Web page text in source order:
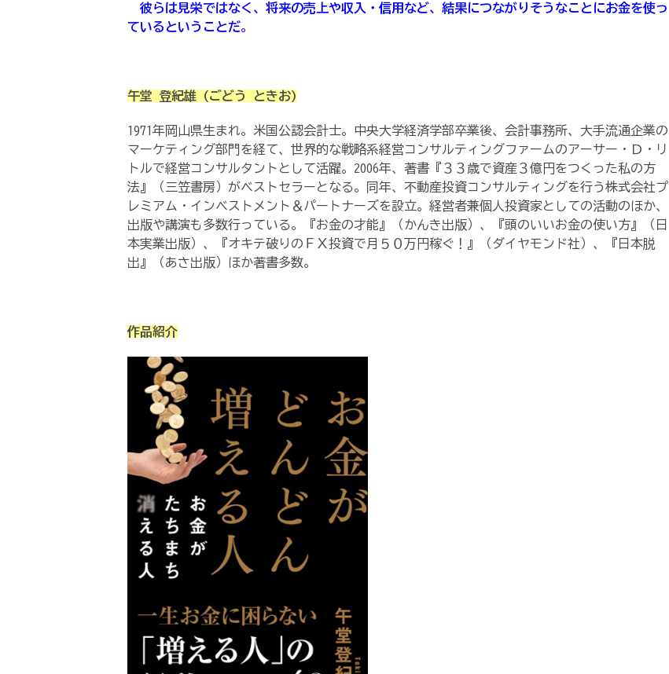
彼らは見栄ではなく、将来の売上や収入・信用など、結果につながりそうなことにお金を使っ
ているということだ。
午堂 登紀雄 (ごどう ときお)
1971年岡山県生まれ。米国公認会計士。中央大学経済学部卒業後、会計事務所、大手流通企業の
マーケティング部門を経て、世界的な戦略系経営コンサルティングファームのアーサー・Ｄ・リ
トルで経営コンサルタントとして活躍。2006年、著書『３３歳で資産３億円をつくった私の方
法』（三笠書房）がベストセラーとなる。同年、不動産投資コンサルティングを行う株式会社プ
レミアム・インベストメント＆パートナーズを設立。経営者兼個人投資家としての活動のほか、
出版や講演も多数行っている。『お金の才能』（かんき出版）、『頭のいいお金の使い方』（日
本実業出版）、『オキテ破りのＦＸ投資で月５０万円稼ぐ！』（ダイヤモンド社）、『日本脱
出』（あさ出版）ほか著書多数。
作品紹介